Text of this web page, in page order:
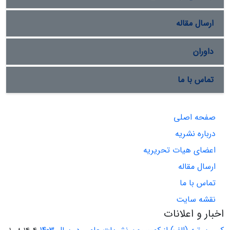
ارسال مقاله
داوران
تماس با ما
صفحه اصلی
درباره نشریه
اعضای هیات تحریریه
ارسال مقاله
تماس با ما
نقشه سایت
اخبار و اعلانات